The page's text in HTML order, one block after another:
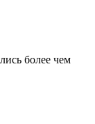
более чем